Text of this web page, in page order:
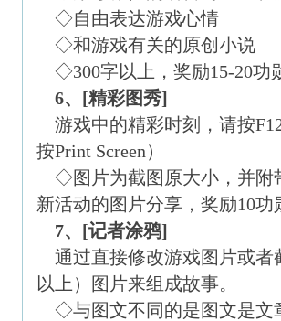
◇自由表达游戏心情
◇和游戏有关的原创小说
◇300字以上，奖励15-20功
6、[精彩图秀]
游戏中的精彩时刻，请按
按Print Screen）
◇图片为截图原大小，并附
新活动的图片分享，奖励10功
7、[记者涂鸦]
通过直接修改游戏图片或
以上）图片来组成故事。
◇与图文不同的是图文是文